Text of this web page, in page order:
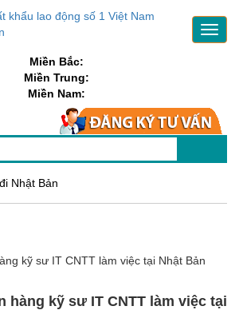
Miền Bắc:
Miền Trung:
Miền Nam:
Nhật Bản
hàng kỹ sư IT CNTT làm việc tại